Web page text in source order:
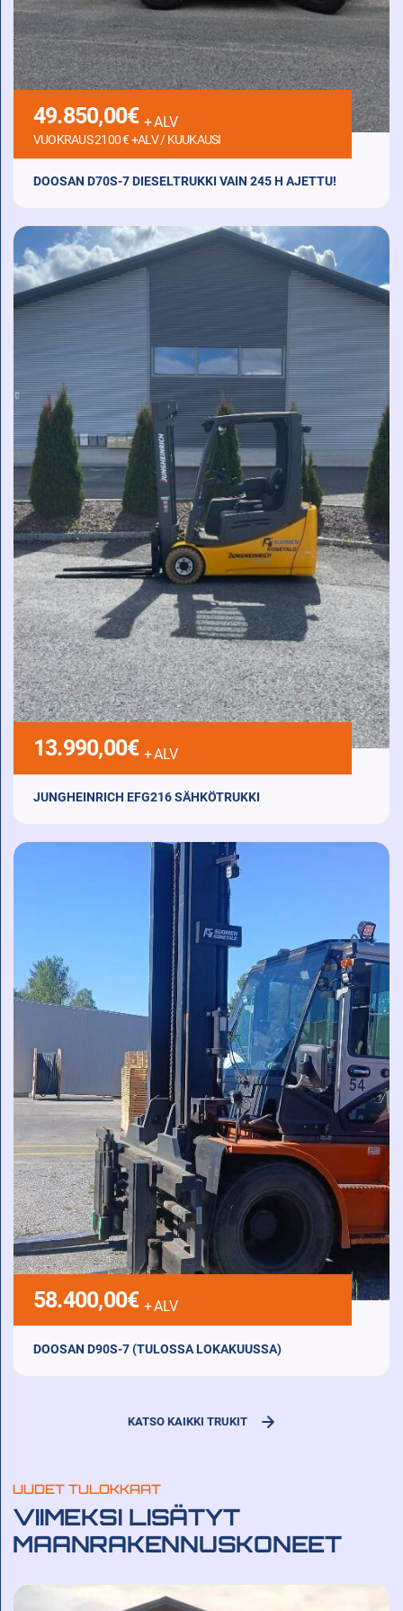
49.850,00€ + ALV
VUOKRAUS 2100 € +ALV / KUUKAUSI
DOOSAN D70S-7 DIESELTRUKKI VAIN 245 H AJETTU!
2021 Diesel 245 h
Nostokyky
7000 kg
Nostokorkeus
KATSO LISÄTIEDOT
13.990,00€ + ALV
JUNGHEINRICH EFG216 SÄHKÖTRUKKI
2014 Sähkö 7446 h
Nostokorkeus
5000 mm
KATSO LISÄTIEDOT
58.400,00€ + ALV
DOOSAN D90S-7 (TULOSSA LOKAKUUSSA)
Nostokorkeus
KATSO KAIKKI TRUKIT
UUDET TULOKKAAT
VIIMEKSI LISÄTYT
MAANRAKENNUSKONEET